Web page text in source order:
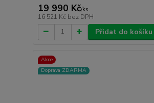
19 990 Kč/ks
16 521 Kč bez DPH
Přidat do košíku
Akce
Doprava ZDARMA